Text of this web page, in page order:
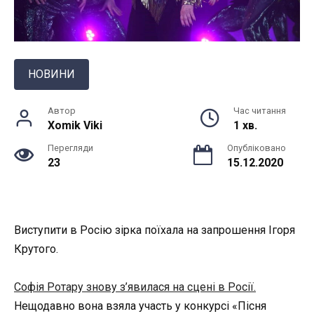
НОВИНИ
Автор
Xomik Viki
Час читання
1 хв.
Перегляди
23
Опубліковано
15.12.2020
Виступити в Росію зірка поїхала на запрошення Ігоря
Крутого.
Софія Ротару знову з’явилася на сцені в Росії.
Нещодавно вона взяла участь у конкурсі «Пісня